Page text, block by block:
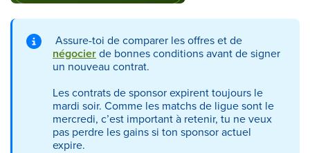
Assure-toi de comparer les offres et de
négocierde bonnes conditions avant de signer
un nouveau contrat.
Les contrats de sponsor expirent toujours le
mardi soir. Comme les matchs de ligue sont le
mercredi, c’est important à retenir, tu ne veux
pas perdre les gains si ton sponsor actuel
expire.